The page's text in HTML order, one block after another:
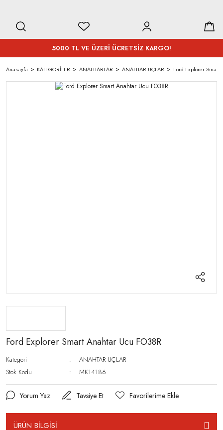
5000 TL VE ÜZERİ ÜCRETSİZ KARGO!
Anasayfa KATEGORİLER ANAHTARLAR ANAHTAR UÇLAR Ford Explorer Smart
Ford Explorer Smart Anahtar Ucu FO38R
Kategori
ANAHTAR UÇLAR
Stok Kodu
MK14186
Yorum Yaz Tavsiye Et
ÜRÜN BİLGİSİ